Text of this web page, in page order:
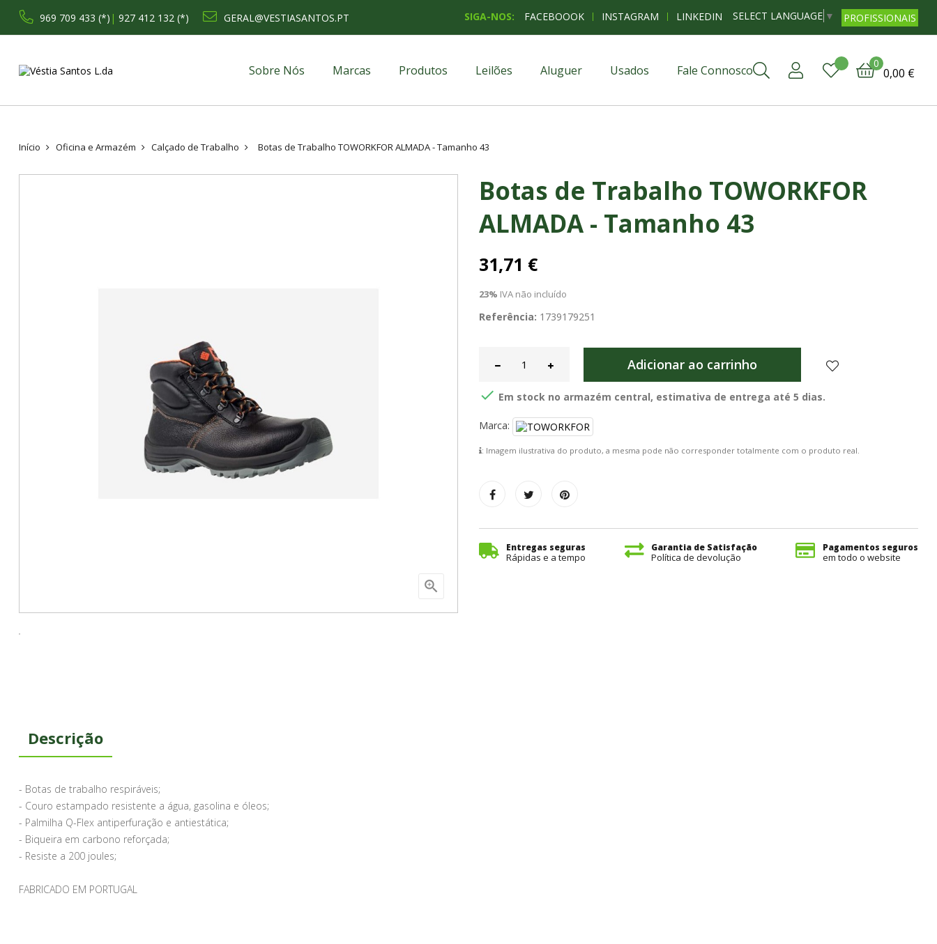
969 709 433 (*) | 927 412 132 (*) GERAL@VESTIASANTOS.PT PROFISSIONAIS
SELECT LANGUAGE ▼
SIGA-NOS: FACEBOOOK INSTAGRAM LINKEDIN
Sobre Nós Marcas Produtos Leilões Aluguer Usados Fale Connosco 0
0,00 €
Início Oficina e Armazém Calçado de Trabalho Botas de Trabalho TOWORKFOR ALMADA - Tamanho 43

Botas de Trabalho TOWORKFOR
ALMADA - Tamanho 43
31,71 €
23% IVA não incluído
Referência: 1739179251
Adicionar ao carrinho
 Em stock no armazém central, estimativa de entrega até 5 dias.
Marca:
: Imagem ilustrativa do produto, a mesma pode não corresponder totalmente com o produto real.
Entregas seguras
Rápidas e a tempo
Garantia de Satisfação
Política de devolução
Pagamentos seguros
em todo o website
Descrição
- Botas de trabalho respiráveis;
- Couro estampado resistente a água, gasolina e óleos;
- Palmilha Q-Flex antiperfuração e antiestática;
- Biqueira em carbono reforçada;
- Resiste a 200 joules;
FABRICADO EM PORTUGAL